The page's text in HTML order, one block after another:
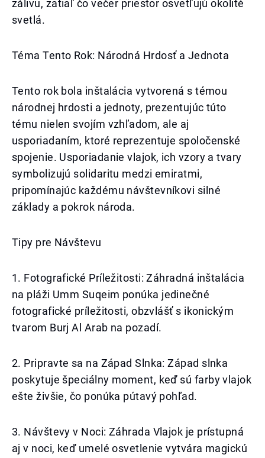
zálivu, zatiaľ čo večer priestor osvetľujú okolité
svetlá.
Téma Tento Rok: Národná Hrdosť a Jednota
Tento rok bola inštalácia vytvorená s témou
národnej hrdosti a jednoty, prezentujúc túto
tému nielen svojím vzhľadom, ale aj
usporiadaním, ktoré reprezentuje spoločenské
spojenie. Usporiadanie vlajok, ich vzory a tvary
symbolizujú solidaritu medzi emiratmi,
pripomínajúc každému návštevníkovi silné
základy a pokrok národa.
Tipy pre Návštevu
1. Fotografické Príležitosti: Záhradná inštalácia
na pláži Umm Suqeim ponúka jedinečné
fotografické príležitosti, obzvlášť s ikonickým
tvarom Burj Al Arab na pozadí.
2. Pripravte sa na Západ Slnka: Západ slnka
poskytuje špeciálny moment, keď sú farby vlajok
ešte živšie, čo ponúka pútavý pohľad.
3. Návštevy v Noci: Záhrada Vlajok je prístupná
aj v noci, keď umelé osvetlenie vytvára magickú